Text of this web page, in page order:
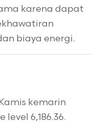
karena dapat
biaya energi.
kemarin
6,186.36.